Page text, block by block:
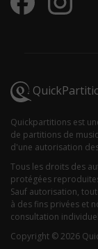
Quickpartitions est
de partitions de
d'une autorisation
Tous les droits des
protégées
Sauf autorisation,
à des fins privées et
consultation
Copyright © 2026